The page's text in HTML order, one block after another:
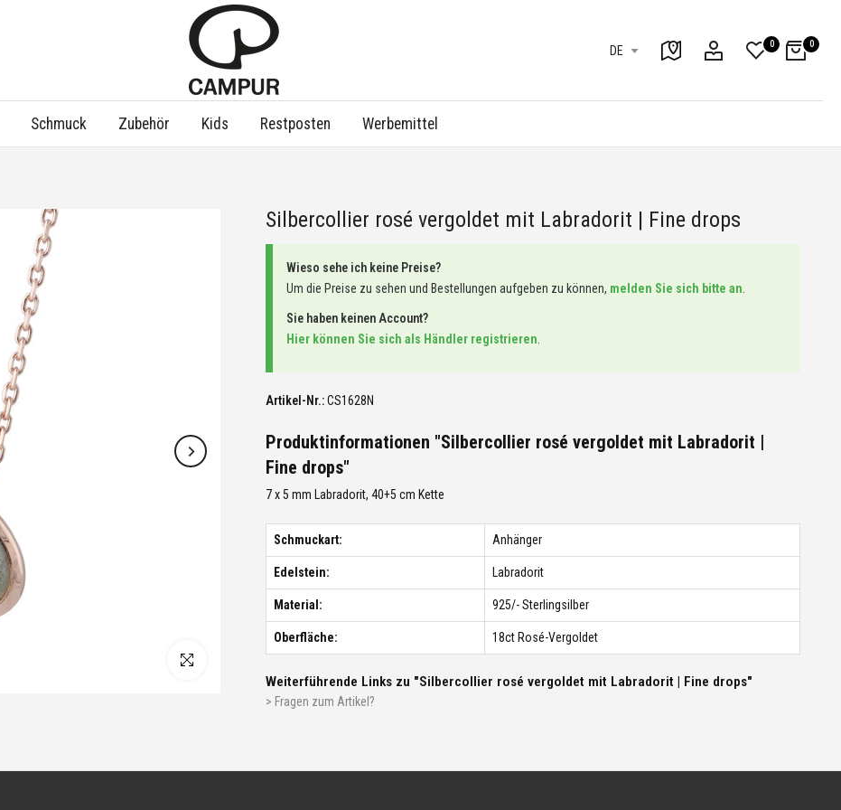
DE 0 0
Schmuck Zubehör Kids Restposten Werbemittel
Silbercollier rosé vergoldet mit Labradorit | Fine drops
Wieso sehe ich keine Preise?
Um die Preise zu sehen und Bestellungen aufgeben zu können, melden Sie sich bitte an
Sie haben keinen Account?
Hier können Sie sich als Händler registrieren
Artikel-Nr.:CS1628N
Produktinformationen "Silbercollier rosé vergoldet mit Labradorit |
Fine drops"
7 x 5 mm Labradorit, 40+5 cm Kette
Schmuckart: Anhänger
Edelstein: Labradorit
Material: 925/- Sterlingsilber
Oberfläche: 18ct Rosé-Vergoldet
Weiterführende Links zu "Silbercollier rosé vergoldet mit Labradorit | Fine drops"
> Fragen zum Artikel?